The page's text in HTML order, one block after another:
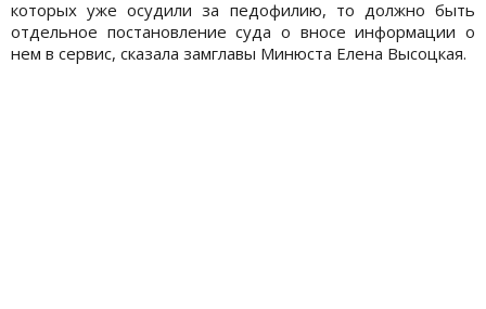
которых уже осудили за педофилию, то должно быть
отдельное постановление суда о вносе информации о
нем в сервис, сказала замглавы Минюста Елена Высоцкая.